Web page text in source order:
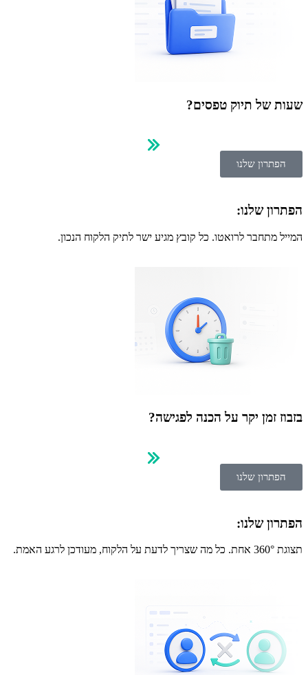
שעות של תיוק טפסים?
הפתרון שלנו
הפתרון שלנו:
המייל מתחבר לרואטו. כל קובץ מגיע ישר לתיק הלקוח הנכון.
בזבוז זמן יקר על הכנה לפגישה?
הפתרון שלנו
הפתרון שלנו:
תצוגת 360° אחת. כל מה שצריך לדעת על הלקוח, מעודכן לרגע האמת.